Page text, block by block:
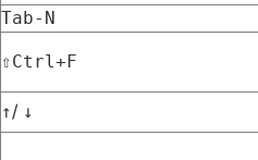
Tab-N
⇧Ctrl+F
↑/ ↓